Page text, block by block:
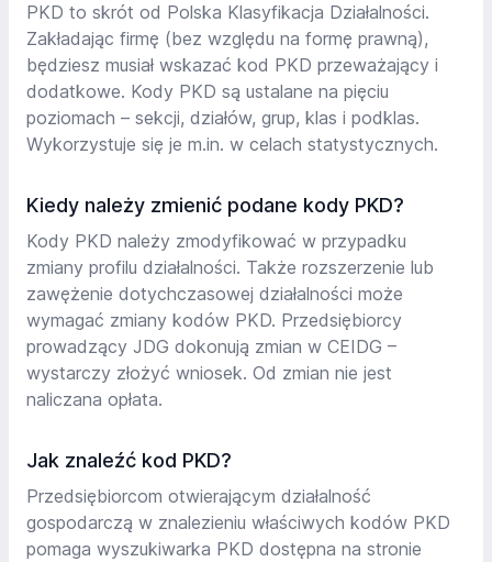
PKD to skrót od Polska Klasyfikacja Działalności.
Zakładając firmę (bez względu na formę prawną),
będziesz musiał wskazać kod PKD przeważający i
dodatkowe. Kody PKD są ustalane na pięciu
poziomach – sekcji, działów, grup, klas i podklas.
Wykorzystuje się je m.in. w celach statystycznych.
Kiedy należy zmienić podane kody PKD?
Kody PKD należy zmodyfikować w przypadku
zmiany profilu działalności. Także rozszerzenie lub
zawężenie dotychczasowej działalności może
wymagać zmiany kodów PKD. Przedsiębiorcy
prowadzący JDG dokonują zmian w CEIDG –
wystarczy złożyć wniosek. Od zmian nie jest
naliczana opłata.
Jak znaleźć kod PKD?
Przedsiębiorcom otwierającym działalność
gospodarczą w znalezieniu właściwych kodów PKD
pomaga wyszukiwarka PKD dostępna na stronie